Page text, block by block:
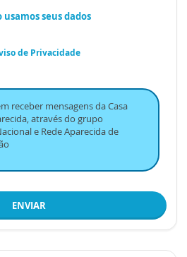
seus dados
de Privacidade
receber mensagens da Casa
através do grupo
e Rede Aparecida de
ENVIAR